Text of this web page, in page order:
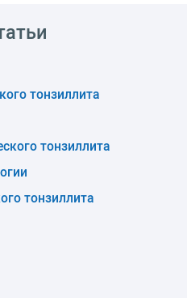
тонзиллита
тонзиллита
тонзиллита